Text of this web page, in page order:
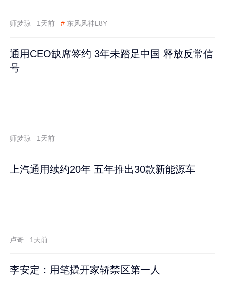
师梦琼 1天前 # 东风风神L8Y
通用CEO缺席签约 3年未踏足中国 释放反常信
号
师梦琼 1天前
上汽通用续约20年 五年推出30款新能源车
卢奇 1天前
李安定：用笔撬开家轿禁区第一人